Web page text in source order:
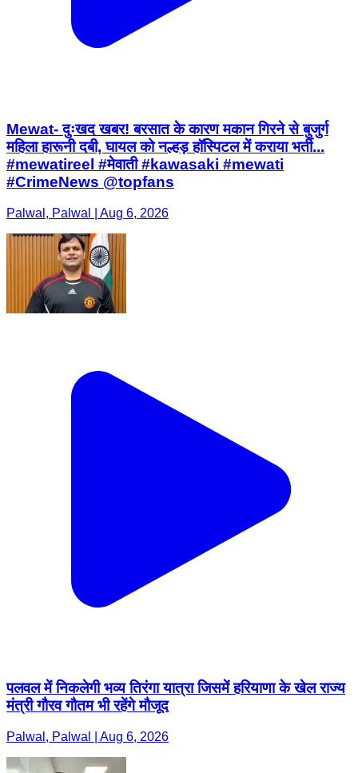
Mewat- दुःखद खबर! बरसात के कारण मकान गिरने से बुजुर्ग
महिला हारूनी दबी, घायल को नल्हड़ हॉस्पिटल में कराया भर्ती...
#mewatireel #मेवाती #kawasaki #mewati
#CrimeNews @topfans
Palwal, Palwal | Aug 6, 2026
पलवल में निकलेगी भव्य तिरंगा यात्रा जिसमें हरियाणा के खेल राज्य
मंत्री गौरव गौतम भी रहेंगे मौजूद
Palwal, Palwal | Aug 6, 2026